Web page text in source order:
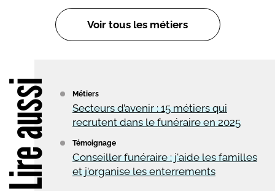
Voir tous les métiers
Métiers
Secteurs d’avenir : 15 métiers qui
recrutent dans le funéraire en 2025
Témoignage
Conseiller funéraire : j'aide les familles
et j'organise les enterrements